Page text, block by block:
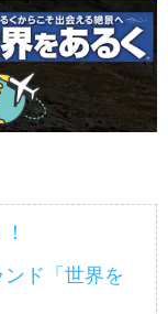
ド「世界を